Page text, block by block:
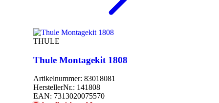
THULE
Thule Montagekit 1808
Artikelnummer: 83018081
HerstellerNr.: 141808
EAN: 7313020075570